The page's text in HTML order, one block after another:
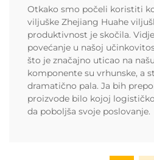
Otkako smo počeli koristiti
viljuške Zhejiang Huahe
produktivnost je skočila.
povećanje u našoj
što je značajno uticao na
komponente su vrhunske, a
dramatično pala. Ja bih
proizvode bilo kojoj
da poboljša svoje poslovanje.